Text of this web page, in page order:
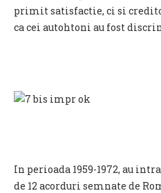
primit satisfactie, ci si
ca cei autohtoni au fost
In perioada 1959-1972, au
de 12 acorduri semnate de